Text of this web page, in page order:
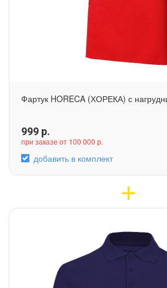
Фартук HORECA (ХОРЕКА) с
999 р.
при заказе от 100 000 р.
добавить в комплект